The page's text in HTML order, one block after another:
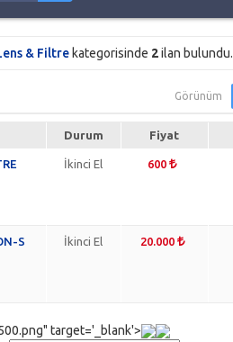
& Filtre kategorisinde 2ilan bulundu.
Görünüm
Durum Fiyat
İkinci El 600
S
İkinci El 20.000
target='_blank'>